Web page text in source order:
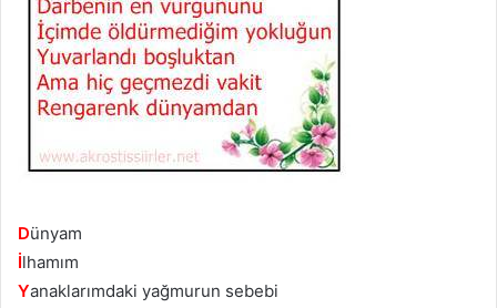
Dünyam
İlhamım
Yanaklarımdaki yağmurun sebebi